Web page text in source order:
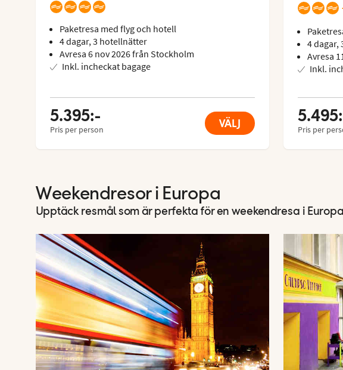
Paketresa med flyg och hotell
4 dagar, 3 hotellnätter
Avresa 6 nov 2026 från Stockholm
Inkl. incheckat bagage
5.395:-
Pris per person VÄLJ
4 dagar,
Avresa
Inkl.
Pris per
Weekendresor i Europa
Upptäck resmål som är perfekta för en weekendresa i Europa